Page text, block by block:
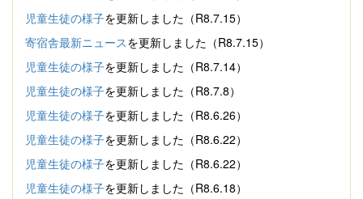
児童生徒の様子を更新しました（R8.7.15）
寄宿舎最新ニュースを更新しました（R8.7.15）
児童生徒の様子を更新しました（R8.7.14）
児童生徒の様子を更新しました（R8.7.8）
児童生徒の様子を更新しました（R8.6.26）
児童生徒の様子を更新しました（R8.6.22）
児童生徒の様子を更新しました（R8.6.22）
児童生徒の様子を更新しました（R8.6.18）